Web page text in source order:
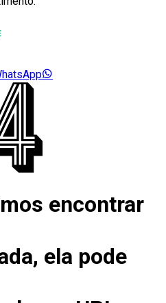
encontrar
ela pode